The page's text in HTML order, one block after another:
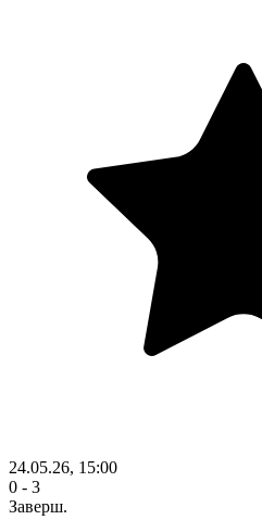
24.05.26, 15:00
0 - 3
Заверш.